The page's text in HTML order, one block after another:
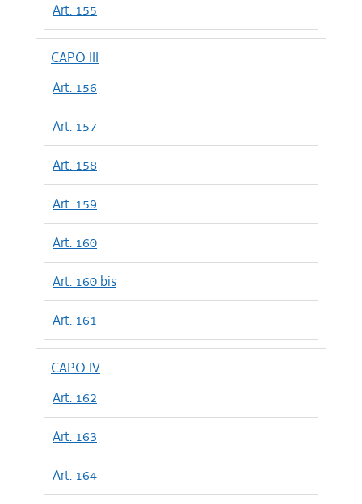
Art. 155
CAPO III
Art. 156
Art. 157
Art. 158
Art. 159
Art. 160
Art. 160 bis
Art. 161
CAPO IV
Art. 162
Art. 163
Art. 164